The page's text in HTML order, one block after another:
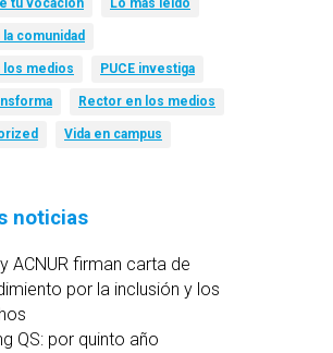
tu vocación Lo más leído
la comunidad
los medios PUCE investiga
Rector en los medios
Vida en campus
noticias
y ACNUR firman carta de
por la inclusión y los
QS: por quinto año